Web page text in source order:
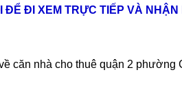
ĐỂ ĐI XEM TRỰC TIẾP VÀ
căn nhà cho thuê quận 2 phường